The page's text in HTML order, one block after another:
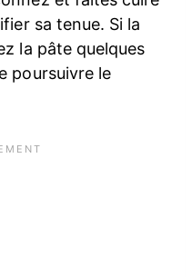
sa tenue. Si la
la pâte quelques
poursuivre le